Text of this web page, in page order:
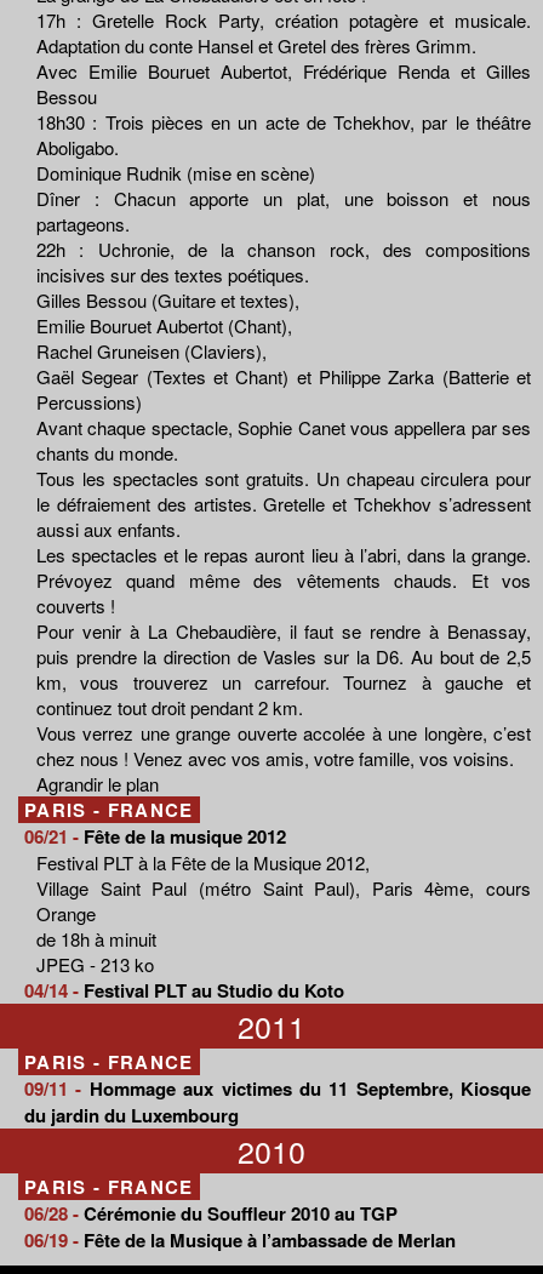
17h : Gretelle Rock Party, création potagère et musicale.
Adaptation du conte Hansel et Gretel des frères Grimm.
Avec Emilie Bouruet Aubertot, Frédérique Renda et Gilles
Bessou
18h30 : Trois pièces en un acte de Tchekhov, par le théâtre
Aboligabo.
Dominique Rudnik (mise en scène)
Dîner : Chacun apporte un plat, une boisson et nous
partageons.
22h : Uchronie, de la chanson rock, des compositions
incisives sur des textes poétiques.
Gilles Bessou (Guitare et textes),
Emilie Bouruet Aubertot (Chant),
Rachel Gruneisen (Claviers),
Gaël Segear (Textes et Chant) et Philippe Zarka (Batterie et
Percussions)
Avant chaque spectacle, Sophie Canet vous appellera par ses
chants du monde.
Tous les spectacles sont gratuits. Un chapeau circulera pour
le défraiement des artistes. Gretelle et Tchekhov s’adressent
aussi aux enfants.
Les spectacles et le repas auront lieu à l’abri, dans la grange.
Prévoyez quand même des vêtements chauds. Et vos
couverts !
Pour venir à La Chebaudière, il faut se rendre à Benassay,
puis prendre la direction de Vasles sur la D6. Au bout de 2,5
km, vous trouverez un carrefour. Tournez à gauche et
continuez tout droit pendant 2 km.
Vous verrez une grange ouverte accolée à une longère, c’est
chez nous ! Venez avec vos amis, votre famille, vos voisins.
Agrandir le plan
PARIS - FRANCE
06/21 - Fête de la musique 2012
Festival PLT à la Fête de la Musique 2012,
Village Saint Paul (métro Saint Paul), Paris 4ème, cours
Orange
de 18h à minuit
JPEG - 213 ko
04/14 - Festival PLT au Studio du Koto
2011
PARIS - FRANCE
09/11 - Hommage aux victimes du 11 Septembre, Kiosque
du jardin du Luxembourg
2010
PARIS - FRANCE
06/28 -Cérémonie du Souffleur 2010 au TGP
06/19 - Fête de la Musique à l’ambassade de Merlan